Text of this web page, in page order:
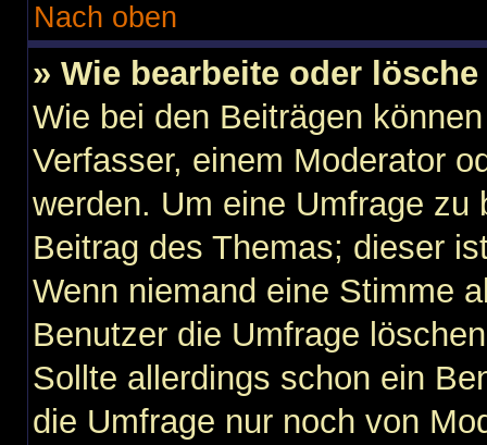
Nach oben
» Wie bearbeite oder
Wie bei den Beiträgen
Verfasser, einem Moderator
werden. Um eine Umfrage zu
Beitrag des Themas; dieser
Wenn niemand eine Stimme
Benutzer die Umfrage
Sollte allerdings schon ein
die Umfrage nur noch von